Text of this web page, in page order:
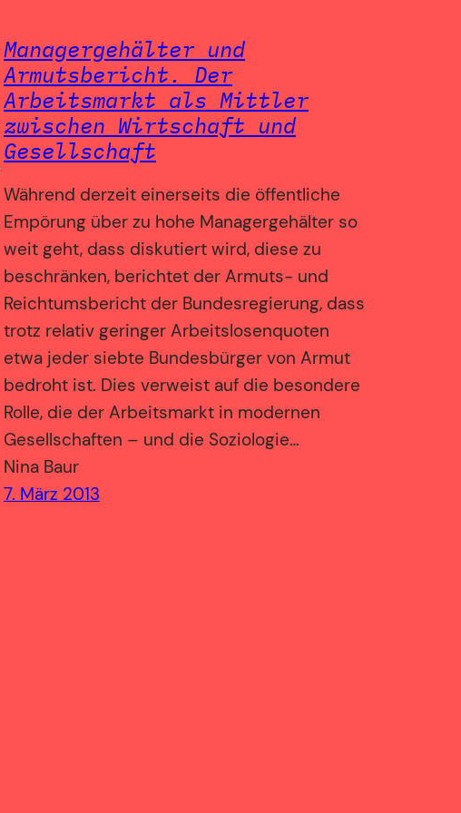
Managergehälter und
Armutsbericht. Der
Arbeitsmarkt als Mittler
zwischen Wirtschaft und
Gesellschaft
Während derzeit einerseits die öffentliche
Empörung über zu hohe Managergehälter so
weit geht, dass diskutiert wird, diese zu
beschränken, berichtet der Armuts- und
Reichtumsbericht der Bundesregierung, dass
trotz relativ geringer Arbeitslosenquoten
etwa jeder siebte Bundesbürger von Armut
bedroht ist. Dies verweist auf die besondere
Rolle, die der Arbeitsmarkt in modernen
Gesellschaften – und die Soziologie…
Nina Baur
7. März 2013